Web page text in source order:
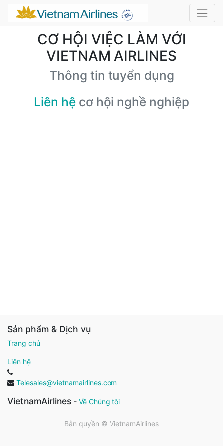
CƠ HỘI VIỆC LÀM VỚI
VIETNAM AIRLINES
Thông tin tuyển dụng
Liên hệ cơ hội nghề nghiệp
Sản phẩm & Dịch vụ
Trang chủ
Liên hệ
Telesales@vietnamairlines.com
VietnamAirlines - Về Chúng tôi
Bản quyền © VietnamAirlines